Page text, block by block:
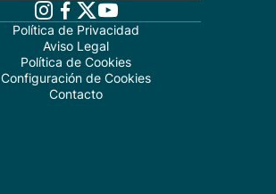
Política de Privacidad
Aviso Legal
Política de Cookies
Configuración de Cookies
Contacto